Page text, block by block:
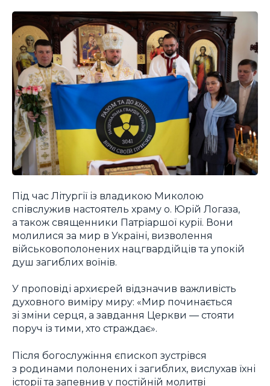
Під час Літургії із владикою Миколою
співслужив настоятель храму о. Юрій Логаза,
а також священники Патріаршої курії. Вони
молилися за мир в Україні, визволення
військовополонених нацгвардійців та упокій
душ загиблих воїнів.
У проповіді архиєрей відзначив важливість
духовного виміру миру: «Мир починається
зі зміни серця, а завдання Церкви — стояти
поруч із тими, хто страждає».
Після богослужіння єпископ зустрівся
з родинами полонених і загиблих, вислухав їхні
історії та запевнив у постійній молитві